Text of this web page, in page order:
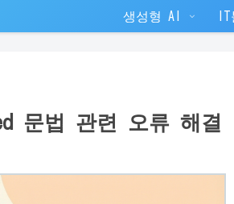
생성형 AI
문법 관련 오류 해결